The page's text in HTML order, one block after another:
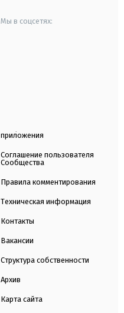
Мы в соцсетях:
приложения
Соглашение пользователя
Сообщества
Правила комментирования
Техническая информация
Контакты
Вакансии
Структура собственности
Архив
Карта сайта